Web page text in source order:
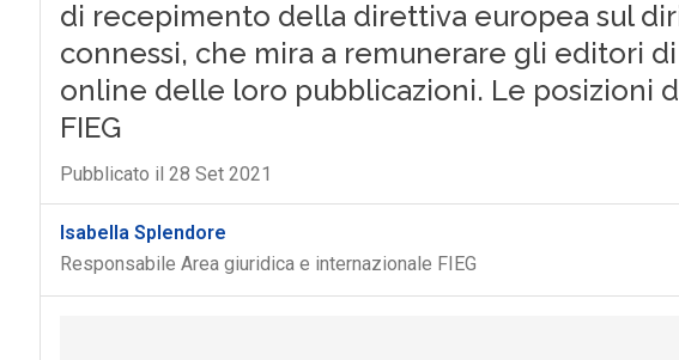
di recepimento della direttiva europea sul
connessi, che mira a remunerare gli editori
online delle loro pubblicazioni. Le posizioni
FIEG
Pubblicato il 28 Set 2021
Isabella Splendore
Responsabile Area giuridica e internazionale FIEG